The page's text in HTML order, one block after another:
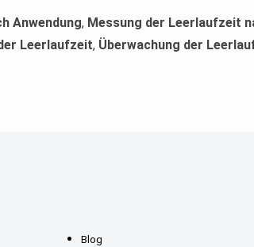
Anwendung, Messung der Leerlaufzeit
Leerlaufzeit, Überwachung der
Blog